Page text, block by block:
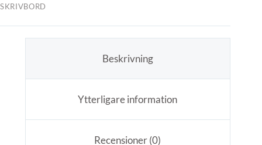
SKRIVBORD
Beskrivning
Ytterligare information
Recensioner (0)